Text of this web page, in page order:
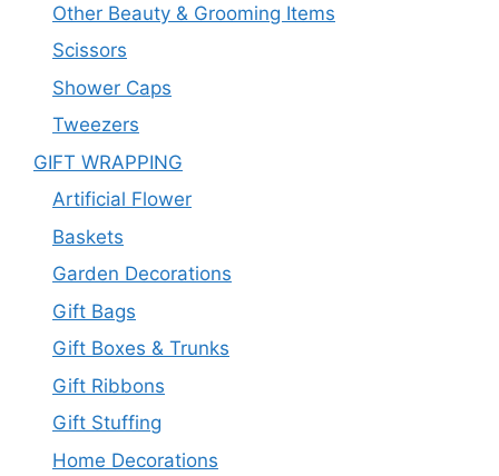
Other Beauty & Grooming Items
Scissors
Shower Caps
Tweezers
GIFT WRAPPING
Artificial Flower
Baskets
Garden Decorations
Gift Bags
Gift Boxes & Trunks
Gift Ribbons
Gift Stuffing
Home Decorations